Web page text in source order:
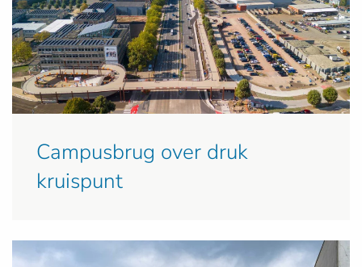
Campusbrug over druk
kruispunt